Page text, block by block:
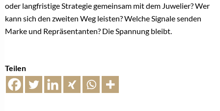
oder langfristige Strategie gemeinsam mit dem Juwelier? Wer
kann sich den zweiten Weg leisten? Welche Signale senden
Marke und Repräsentanten? Die Spannung bleibt.
Teilen